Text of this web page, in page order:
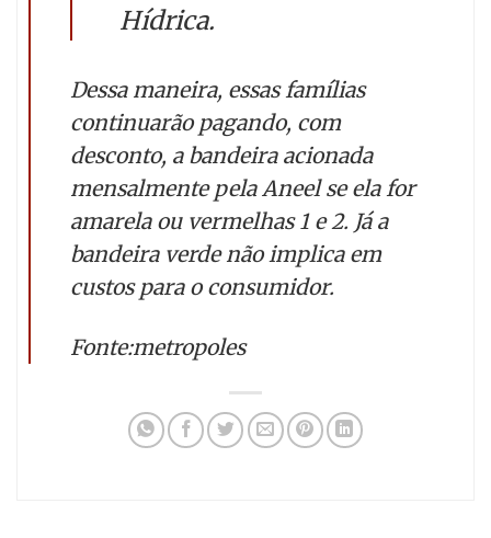
Hídrica.
Dessa maneira, essas famílias
continuarão pagando, com
desconto, a bandeira acionada
mensalmente pela Aneel se ela for
amarela ou vermelhas 1 e 2. Já a
bandeira verde não implica em
custos para o consumidor.
Fonte:metropoles